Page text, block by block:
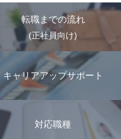
転職までの流れ
(正社員向け)
キャリアアップサポート
対応職種